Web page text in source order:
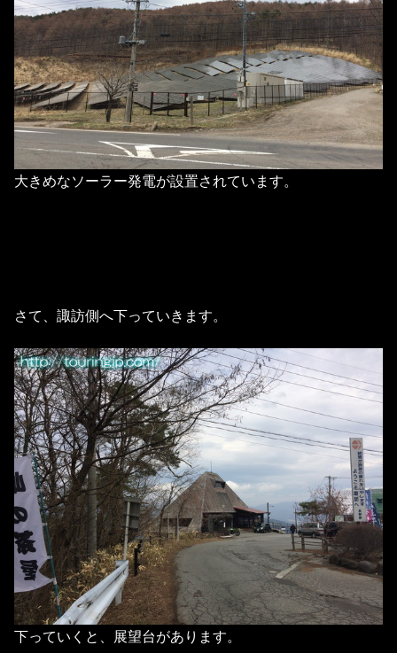
大きめなソーラー発電が設置されています。
さて、諏訪側へ下っていきます。
下っていくと、展望台があります。